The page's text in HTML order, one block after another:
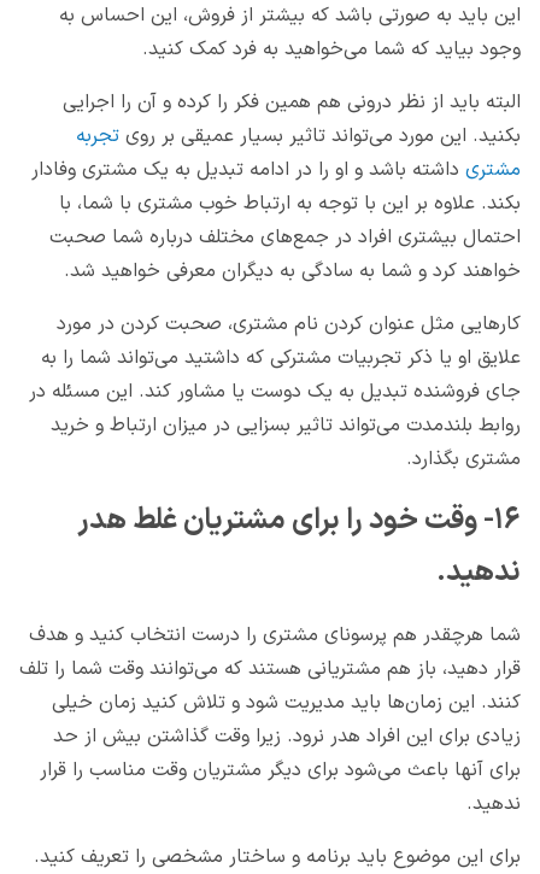
این باید به صورتی باشد که بیشتر از فروش، این احساس به
وجود بیاید که شما می‌خواهید به فرد کمک کنید.
البته باید از نظر درونی هم همین فکر را کرده و آن را اجرایی
بکنید. این مورد می‌‌تواند تاثیر بسیار عمیقی بر روی تجربه
مشتری داشته باشد و او را در ادامه تبدیل به یک مشتری وفادار
بکند. علاوه بر این با توجه به ارتباط خوب مشتری با شما، با
احتمال بیشتری افراد در جمع‌های مختلف درباره شما صحبت
خواهند کرد و شما به سادگی به دیگران معرفی خواهید شد.
کارهایی مثل عنوان کردن نام مشتری، صحبت کردن در مورد
علایق او یا ذکر تجربیات مشترکی که داشتید می‌تواند شما را به
جای فروشنده تبدیل به یک دوست یا مشاور کند. این مسئله در
روابط بلندمدت می‌تواند تاثیر بسزایی در میزان ارتباط و خرید
مشتری بگذارد.
۱۶- وقت خود را برای مشتریان غلط هدر
ندهید.
شما هرچقدر هم پرسونای مشتری را درست انتخاب کنید و هدف
قرار دهید، باز هم مشتریانی هستند که می‌توانند وقت شما را تلف
کنند. این زمان‌ها باید مدیریت شود و تلاش کنید زمان خیلی
زیادی برای این افراد هدر نرود. زیرا وقت گذاشتن بیش از حد
برای آنها باعث می‌شود برای دیگر مشتریان وقت مناسب را قرار
ندهید.
برای این موضوع باید برنامه و ساختار مشخصی را تعریف کنید.